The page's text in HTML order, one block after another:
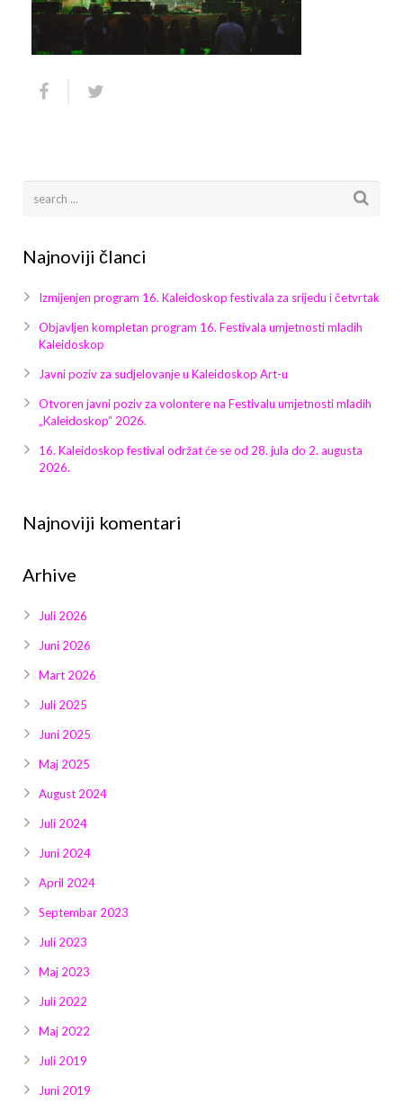
Video 2011
Video 2015
Video 2018
Galerija 2010
Galerija 2014
Galerija 2017
Galerija 2018
Galerija 2019
Galerija 2022
Galerija 2024
Galerija 2025
Arhiva
Najnoviji članci
Izmijenjen program 16. Kaleidoskop festivala za srijedu i četvrtak
Objavljen kompletan program 16. Festivala umjetnosti mladih
Kaleidoskop
Javni poziv za sudjelovanje u Kaleidoskop Art-u
Otvoren javni poziv za volontere na Festivalu umjetnosti mladih
„Kaleidoskop“ 2026.
16. Kaleidoskop festival održat će se od 28. jula do 2. augusta
2026.
Najnoviji komentari
Arhive
Juli 2026
Juni 2026
Mart 2026
Juli 2025
Juni 2025
Maj 2025
August 2024
Juli 2024
Juni 2024
April 2024
Septembar 2023
Juli 2023
Maj 2023
Juli 2022
Maj 2022
Juli 2019
Juni 2019